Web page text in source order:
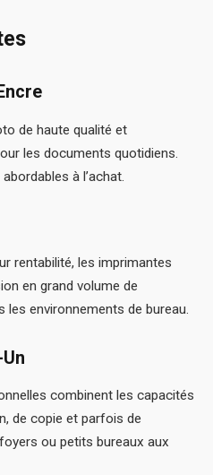
de haute qualité et
les documents quotidiens.
à l’achat.
rentabilité, les imprimantes
en grand volume de
environnements de bureau.
combinent les capacités
de copie et parfois de
ou petits bureaux aux